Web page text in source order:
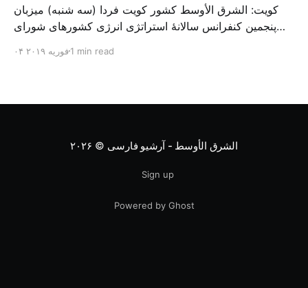
کویت: الشرق الأوسط کشور کویت فردا (سه شنبه) میزبان
پنجمین کنفرانس سالانهٔ استراتژی انرژی کشورهای شورای
متخصص از شرکت‌های جهانی نفت و گاز در این کنفرانس
۰۴ فوریه ۲۰۱۹1 min read
الشرق الأوسط - آرشیو فارسی © ۲۰۲۶
Sign up
Powered by Ghost